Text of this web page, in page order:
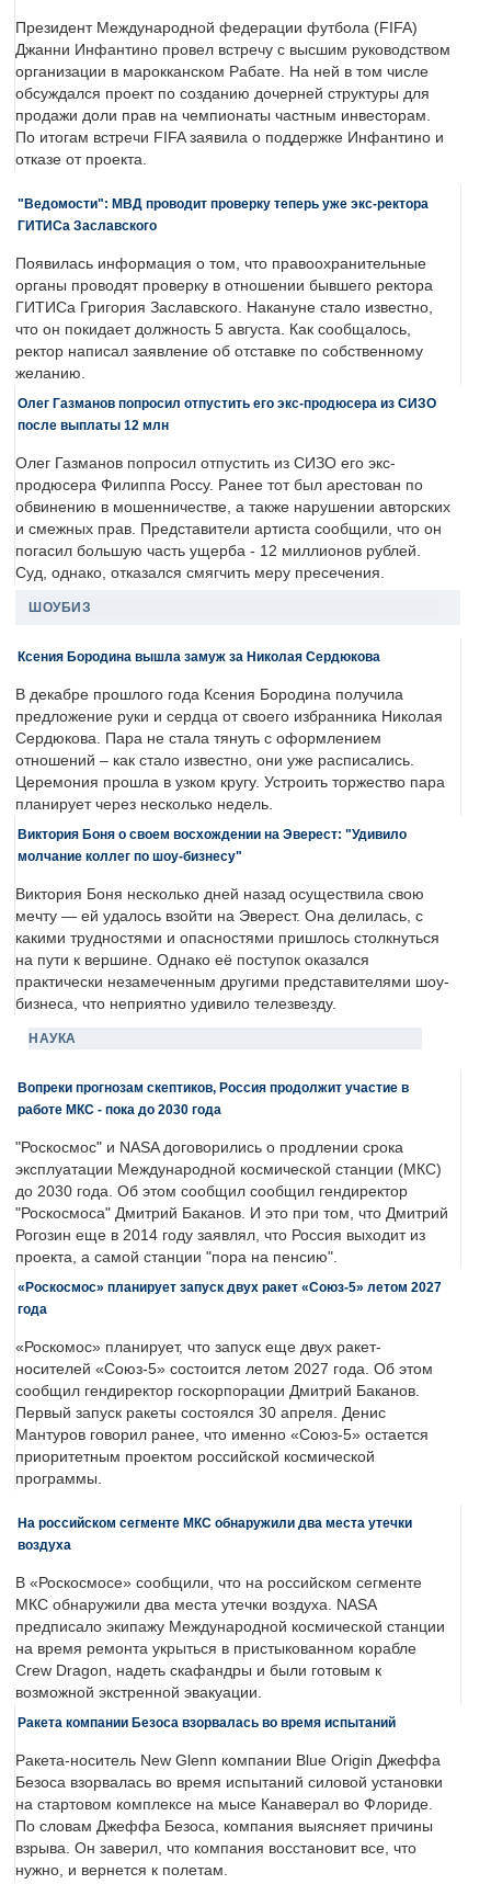
Президент Международной федерации футбола (FIFA)
Джанни Инфантино провел встречу с высшим руководством
организации в марокканском Рабате. На ней в том числе
обсуждался проект по созданию дочерней структуры для
продажи доли прав на чемпионаты частным инвесторам.
По итогам встречи FIFA заявила о поддержке Инфантино и
отказе от проекта.
"Ведомости": МВД проводит проверку теперь уже экс-ректора
ГИТИСа Заславского
Появилась информация о том, что правоохранительные
органы проводят проверку в отношении бывшего ректора
ГИТИСа Григория Заславского. Накануне стало известно,
что он покидает должность 5 августа. Как сообщалось,
ректор написал заявление об отставке по собственному
желанию.
Олег Газманов попросил отпустить его экс-продюсера из СИЗО
после выплаты 12 млн
Олег Газманов попросил отпустить из СИЗО его экс-
продюсера Филиппа Россу. Ранее тот был арестован по
обвинению в мошенничестве, а также нарушении авторских
и смежных прав. Представители артиста сообщили, что он
погасил большую часть ущерба - 12 миллионов рублей.
Суд, однако, отказался смягчить меру пресечения.
ШОУБИЗ
Ксения Бородина вышла замуж за Николая Сердюкова
В декабре прошлого года Ксения Бородина получила
предложение руки и сердца от своего избранника Николая
Сердюкова. Пара не стала тянуть с оформлением
отношений – как стало известно, они уже расписались.
Церемония прошла в узком кругу. Устроить торжество пара
планирует через несколько недель.
Виктория Боня о своем восхождении на Эверест: "Удивило
молчание коллег по шоу-бизнесу"
Виктория Боня несколько дней назад осуществила свою
мечту — ей удалось взойти на Эверест. Она делилась, с
какими трудностями и опасностями пришлось столкнуться
на пути к вершине. Однако её поступок оказался
практически незамеченным другими представителями шоу-
бизнеса, что неприятно удивило телезвезду.
НАУКА
Вопреки прогнозам скептиков, Россия продолжит участие в
работе МКС - пока до 2030 года
"Роскосмос" и NASA договорились о продлении срока
эксплуатации Международной космической станции (МКС)
до 2030 года. Об этом сообщил сообщил гендиректор
"Роскосмоса" Дмитрий Баканов. И это при том, что Дмитрий
Рогозин еще в 2014 году заявлял, что Россия выходит из
проекта, а самой станции "пора на пенсию".
«Роскосмос» планирует запуск двух ракет «Союз-5» летом 2027
года
«Роскомос» планирует, что запуск еще двух ракет-
носителей «Союз-5» состоится летом 2027 года. Об этом
сообщил гендиректор госкорпорации Дмитрий Баканов.
Первый запуск ракеты состоялся 30 апреля. Денис
Мантуров говорил ранее, что именно «Союз-5» остается
приоритетным проектом российской космической
программы.
На российском сегменте МКС обнаружили два места утечки
воздуха
В «Роскосмосе» сообщили, что на российском сегменте
МКС обнаружили два места утечки воздуха. NASA
предписало экипажу Международной космической станции
на время ремонта укрыться в пристыкованном корабле
Crew Dragon, надеть скафандры и были готовым к
возможной экстренной эвакуации.
Ракета компании Безоса взорвалась во время испытаний
Ракета-носитель New Glenn компании Blue Origin Джеффа
Безоса взорвалась во время испытаний силовой установки
на стартовом комплексе на мысе Канаверал во Флориде.
По словам Джеффа Безоса, компания выясняет причины
взрыва. Он заверил, что компания восстановит все, что
нужно, и вернется к полетам.